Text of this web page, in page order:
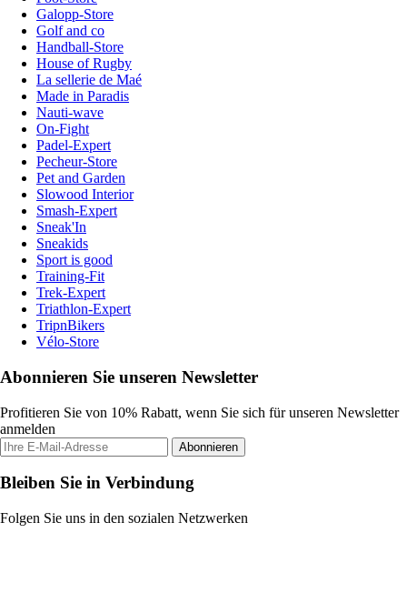
Galopp-Store
Golf and co
Handball-Store
House of Rugby
La sellerie de Maé
Made in Paradis
Nauti-wave
On-Fight
Padel-Expert
Pecheur-Store
Pet and Garden
Slowood Interior
Smash-Expert
Sneak'In
Sneakids
Sport is good
Training-Fit
Trek-Expert
Triathlon-Expert
TripnBikers
Vélo-Store
Abonnieren Sie unseren Newsletter
Profitieren Sie von 10% Rabatt, wenn Sie sich für unseren Newsletter
anmelden
Abonnieren
Bleiben Sie in Verbindung
Folgen Sie uns in den sozialen Netzwerken